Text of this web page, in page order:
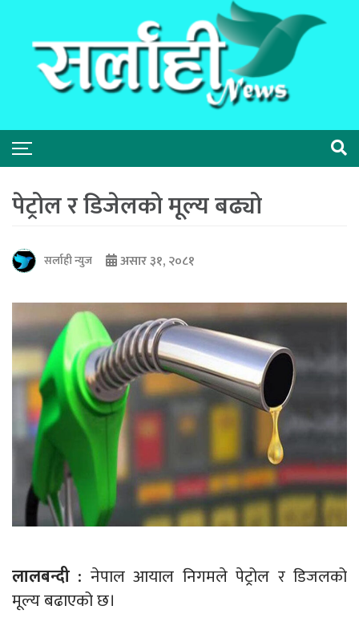
पेट्रोल र डिजेलको मूल्य बढ्यो
सर्लाही न्युज असार ३१, २०८१
लालबन्दी : नेपाल आयाल निगमले पेट्रोल र डिजलको
मूल्य बढाएको छ।